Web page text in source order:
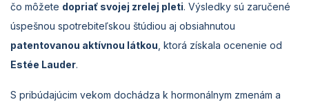
čo môžete dopriať svojej zrelej pleti. Výsledky sú zaručené
úspešnou spotrebiteľskou štúdiou aj obsiahnutou
patentovanou aktívnou látkou , ktorá získala ocenenie od
Estée Lauder.
S pribúdajúcim vekom dochádza k hormonálnym zmenám a